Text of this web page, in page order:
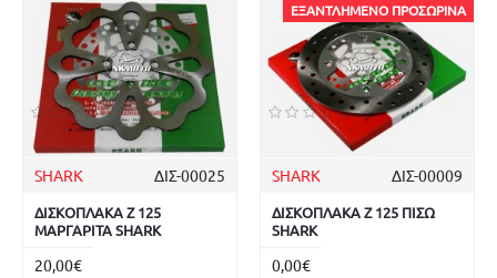
SHARK ΔΙΣ-00025
ΔΙΣΚΟΠΛΑΚΑ Z 125
ΜΑΡΓΑΡΙΤΑ SHARK
20,00€
ΕΞΑΝΤΛΗΜΈΝΟ ΠΡΟΣΩΡΙΝΆ
SHARK ΔΙΣ-00009
ΔΙΣΚΟΠΛΑΚΑ Z 125 ΠΙΣΩ
SHARK
0,00€